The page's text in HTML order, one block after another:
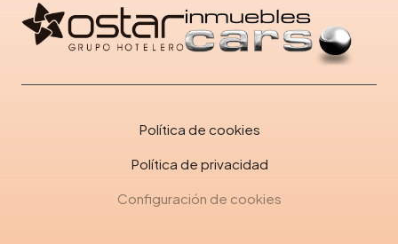
Política de cookies
Política de privacidad
Configuración de cookies